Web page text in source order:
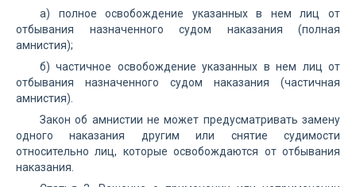
а) полное освобождение указанных в нем лиц от
отбывания назначенного судом наказания (полная
амнистия);
б) частичное освобождение указанных в нем лиц от
отбывания назначенного судом наказания (частичная
амнистия).
Закон об амнистии не может предусматривать замену
одного наказания другим или снятие судимости
относительно лиц, которые освобождаются от отбывания
наказания.